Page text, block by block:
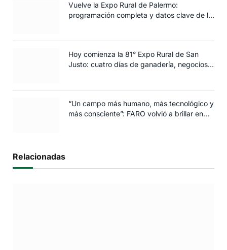
Vuelve la Expo Rural de Palermo:
programación completa y datos clave de la
Hoy comienza la 81° Expo Rural de San
Justo: cuatro días de ganadería, negocios y
“Un campo más humano, más tecnológico y
más consciente”: FARO volvió a brillar en
Relacionadas